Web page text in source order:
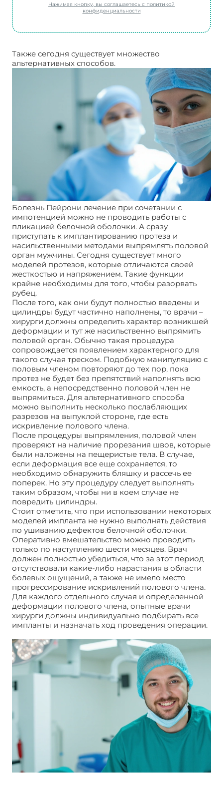
Нажимая кнопку, вы соглашаетесь с политикой
конфиденциальности
Также сегодня существует множество
альтернативных способов.
Болезнь Пейрони лечение при сочетании с
импотенцией можно не проводить работы с
пликацией белочной оболочки. А сразу
приступать к имплантированию протеза и
насильственными методами выпрямлять половой
орган мужчины. Сегодня существует много
моделей протезов, которые отличаются своей
жесткостью и напряжением. Такие функции
крайне необходимы для того, чтобы разорвать
рубец.
После того, как они будут полностью введены и
цилиндры будут частично наполнены, то врачи –
хирурги должны определить характер возникшей
деформации и тут же насильственно выпрямить
половой орган. Обычно такая процедура
сопровождается появлением характерного для
такого случая треском. Подобную манипуляцию с
половым членом повторяют до тех пор, пока
протез не будет без препятствий наполнять всю
емкость, а непосредственно половой член не
выпрямиться. Для альтернативного способа
можно выполнить несколько послабляющих
разрезов на выпуклой стороне, где есть
искривление полового члена.
После процедуры выпрямления, половой член
проверяют на наличие прорезания швов, которые
были наложены на пещеристые тела. В случае,
если деформация все еще сохраняется, то
необходимо обнаружить бляшку и рассечь ее
поперек. Но эту процедуру следует выполнять
таким образом, чтобы ни в коем случае не
повредить цилиндры.
Стоит отметить, что при использовании некоторых
моделей импланта не нужно выполнять действия
по ушиванию дефектов белочной оболочки.
Оперативно вмешательство можно проводить
только по наступлению шести месяцев. Врач
должен полностью убедиться, что за этот период
отсутствовали какие-либо нарастания в области
болевых ощущений, а также не имело место
прогрессирование искривлений полового члена.
Для каждого отдельного случая и определенной
деформации полового члена, опытные врачи
хирурги должны индивидуально подбирать все
импланты и назначать ход проведения операции.